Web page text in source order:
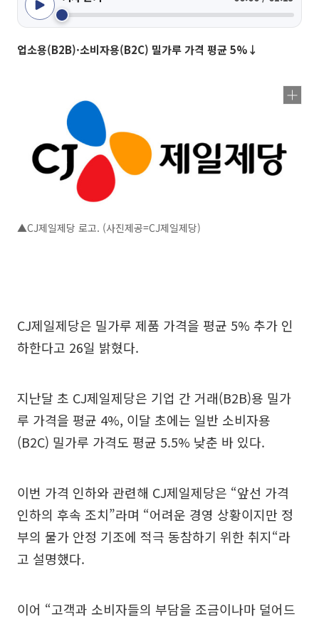
업소용(B2B)·소비자용(B2C) 밀가루 가격 평균 5%↓
▲CJ제일제당 로고. (사진제공=CJ제일제당)
CJ제일제당은 밀가루 제품 가격을 평균 5% 추가 인
하한다고 26일 밝혔다.
지난달 초 CJ제일제당은 기업 간 거래(B2B)용 밀가
루 가격을 평균 4%, 이달 초에는 일반 소비자용
(B2C) 밀가루 가격도 평균 5.5% 낮춘 바 있다.
이번 가격 인하와 관련해 CJ제일제당은 “앞선 가격
인하의 후속 조치”라며 “어려운 경영 상황이지만 정
부의 물가 안정 기조에 적극 동참하기 위한 취지“라
고 설명했다.
이어 “고객과 소비자들의 부담을 조금이나마 덜어드